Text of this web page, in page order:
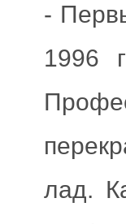
-
1996
лад.